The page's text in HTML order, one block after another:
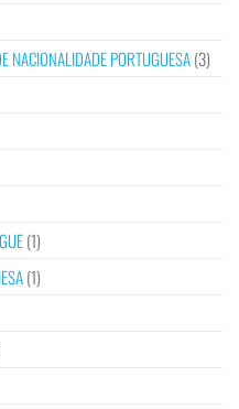
NACIONALIDADE PORTUGUESA(3)
(1)
(1)